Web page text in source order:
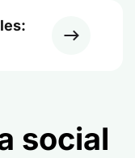
social